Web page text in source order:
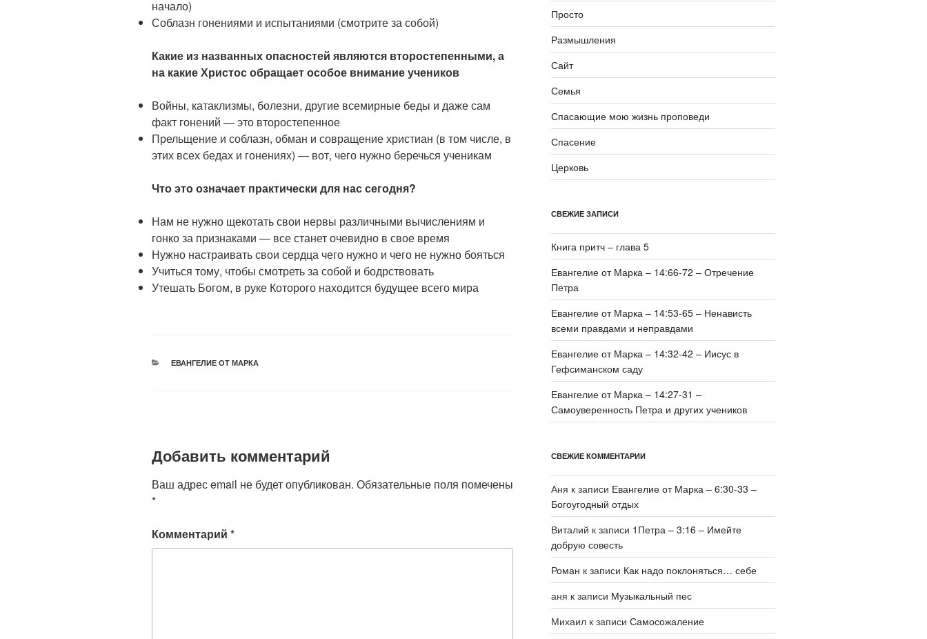
начало)
Соблазн гонениями и испытаниями (смотрите за собой)
Какие из названных опасностей являются второстепенными, а
на какие Христос обращает особое внимание учеников
Войны, катаклизмы, болезни, другие всемирные беды и даже сам
факт гонений — это второстепенное
Прельщение и соблазн, обман и совращение христиан (в том числе, в
этих всех бедах и гонениях) — вот, чего нужно беречься ученикам
Что это означает практически для нас сегодня?
Нам не нужно щекотать свои нервы различными вычислениям и
гонко за признаками — все станет очевидно в свое время
Нужно настраивать свои сердца чего нужно и чего не нужно бояться
Учиться тому, чтобы смотреть за собой и бодрствовать
Утешать Богом, в руке Которого находится будущее всего мира
РУБРИКИ
ЕВАНГЕЛИЕ ОТ МАРКА
Добавить комментарий
Ваш адрес email не будет опубликован. Обязательные поля помечены
*
Комментарий *
Просто
Размышления
Сайт
Семья
Спасающие мою жизнь проповеди
Спасение
Церковь
СВЕЖИЕ ЗАПИСИ
Книга притч – глава 5
Евангелие от Марка – 14:66-72 – Отречение
Петра
Евангелие от Марка – 14:53-65 – Ненависть
всеми правдами и неправдами
Евангелие от Марка – 14:32-42 – Иисус в
Гефсиманском саду
Евангелие от Марка – 14:27-31 –
Самоуверенность Петра и других учеников
СВЕЖИЕ КОММЕНТАРИИ
Аня к записи Евангелие от Марка – 6:30-33 –
Богоугодный отдых
Виталий к записи 1Петра – 3:16 – Имейте
добрую совесть
Роман к записи Как надо поклоняться… себе
аня к записи Музыкальный пес
Михаилк записи Самосожаление